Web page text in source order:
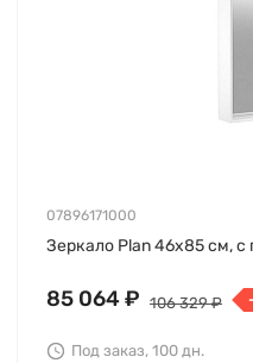
07896171000
Зеркало Plan 46х85 см, с
85 064 ₽ 106 329 ₽
Под заказ, 100 дн.